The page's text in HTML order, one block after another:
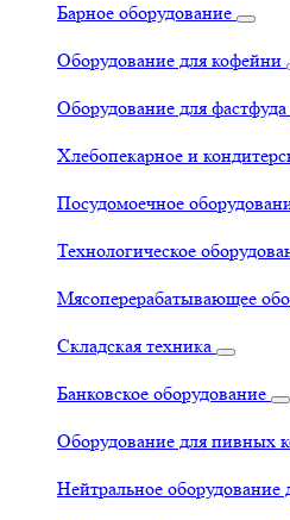
Барное оборудование
Оборудование для кофейни
Оборудование для фастфуда
Хлебопекарное и
Посудомоечное
Технологическое
Мясоперерабатывающее
Складская техника
Банковское оборудование
Оборудование для пивных
Нейтральное оборудование